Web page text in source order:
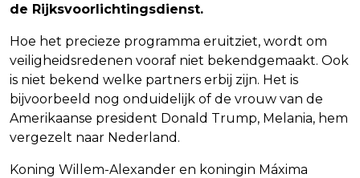
de Rijksvoorlichtingsdienst.
Hoe het precieze programma eruitziet, wordt om
veiligheidsredenen vooraf niet bekendgemaakt. Ook
is niet bekend welke partners erbij zijn. Het is
bijvoorbeeld nog onduidelijk of de vrouw van de
Amerikaanse president Donald Trump, Melania, hem
vergezelt naar Nederland.
Koning Willem-Alexander en koningin Máxima